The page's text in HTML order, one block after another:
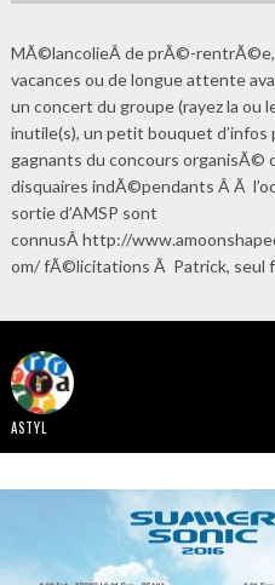
MÃ©lancolieÂ de prÃ©-rentrÃ©e,
vacances ou de longue attente
un concert du groupe (rayez la ou
inutile(s), un petit bouquet d’infos
gagnants du concours organisÃ©
disquaires indÃ©pendants Â Ã
sortie d’AMSP sont
connusÂ http://
om/ fÃ©licitations Ã Patrick, seul
ASTYL